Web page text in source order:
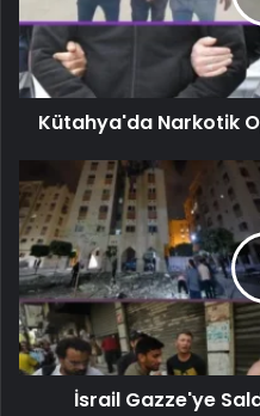
Kütahya'da Narkotik
İsrail Gazze'ye